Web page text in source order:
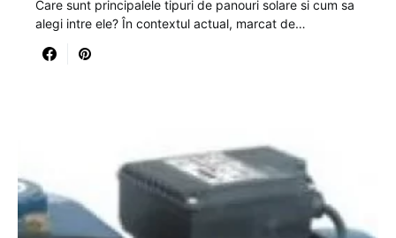
Care sunt principalele tipuri de panouri solare si cum sa
alegi intre ele? În contextul actual, marcat de…